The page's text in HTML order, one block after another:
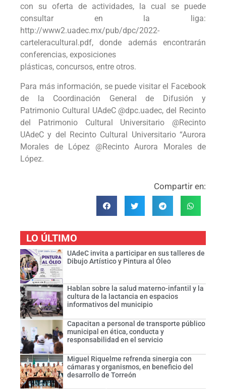
con su oferta de actividades, la cual se puede
consultar en la liga:
http://www2.uadec.mx/pub/dpc/2022-
carteleracultural.pdf, donde además encontrarán
conferencias, exposiciones
plásticas, concursos, entre otros.
Para más información, se puede visitar el Facebook
de la Coordinación General de Difusión y
Patrimonio Cultural UAdeC @dpc.uadec, del Recinto
del Patrimonio Cultural Universitario @Recinto
UAdeC y del Recinto Cultural Universitario “Aurora
Morales de López @Recinto Aurora Morales de
López.
Compartir en:
LO ÚLTIMO
UAdeC invita a participar en sus talleres de
Dibujo Artístico y Pintura al Óleo
Hablan sobre la salud materno-infantil y la
cultura de la lactancia en espacios
informativos del municipio
Capacitan a personal de transporte público
municipal en ética, conducta y
responsabilidad en el servicio
Miguel Riquelme refrenda sinergia con
cámaras y organismos, en beneficio del
desarrollo de Torreón